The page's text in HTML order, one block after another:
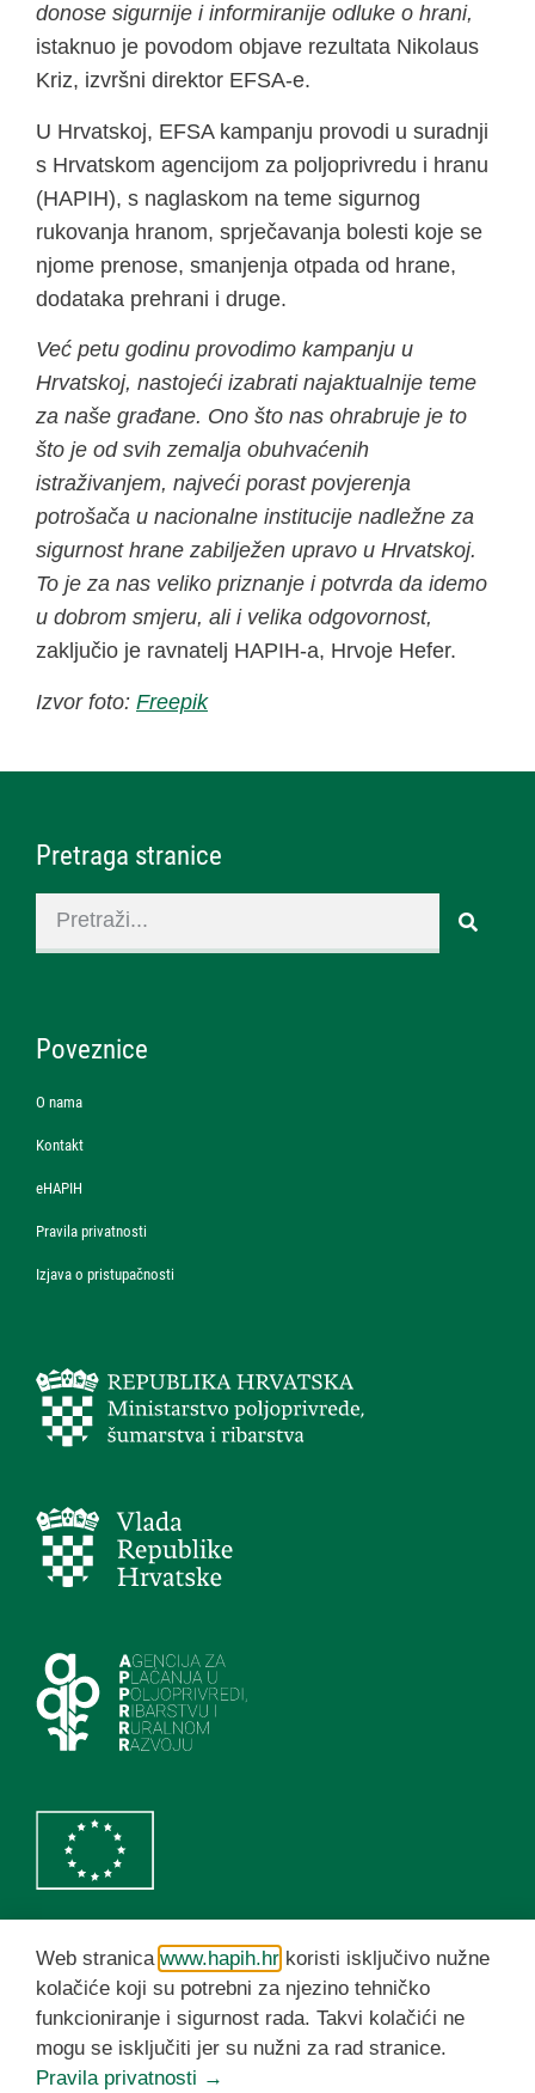
donose sigurnije i informiranije odluke o hrani,
istaknuo je povodom objave rezultata Nikolaus
Kriz, izvršni direktor EFSA-e.
U Hrvatskoj, EFSA kampanju provodi u suradnji
s Hrvatskom agencijom za poljoprivredu i hranu
(HAPIH), s naglaskom na teme sigurnog
rukovanja hranom, sprječavanja bolesti koje se
njome prenose, smanjenja otpada od hrane,
dodataka prehrani i druge.
Već petu godinu provodimo kampanju u
Hrvatskoj, nastojeći izabrati najaktualnije teme
za naše građane. Ono što nas ohrabruje je to
što je od svih zemalja obuhvaćenih
istraživanjem, najveći porast povjerenja
potrošača u nacionalne institucije nadležne za
sigurnost hrane zabilježen upravo u Hrvatskoj.
To je za nas veliko priznanje i potvrda da idemo
u dobrom smjeru, ali i velika odgovornost,
zaključio je ravnatelj HAPIH-a, Hrvoje Hefer.
Izvor foto: Freepik
Pretraga stranice
Poveznice
O nama
Kontakt
eHAPIH
Pravila privatnosti
Izjava o pristupačnosti
HAPIH YouTube kanal
© HAPIH 2026. Sva prava pridržana
Web stranica www.hapih.hr koristi isključivo nužne
kolačiće koji su potrebni za njezino tehničko
funkcioniranje i sigurnost rada. Takvi kolačići ne
mogu se isključiti jer su nužni za rad stranice.
Pravila privatnosti →